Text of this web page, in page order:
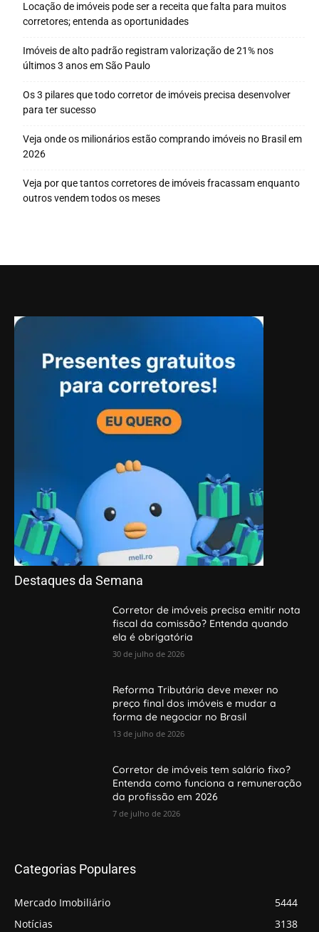
Locação de imóveis pode ser a receita que falta para muitos
corretores; entenda as oportunidades
Imóveis de alto padrão registram valorização de 21% nos
últimos 3 anos em São Paulo
Os 3 pilares que todo corretor de imóveis precisa desenvolver
para ter sucesso
Veja onde os milionários estão comprando imóveis no Brasil em
2026
Veja por que tantos corretores de imóveis fracassam enquanto
outros vendem todos os meses
Destaques da Semana
Corretor de imóveis precisa emitir nota
fiscal da comissão? Entenda quando
ela é obrigatória
30 de julho de 2026
Reforma Tributária deve mexer no
preço final dos imóveis e mudar a
forma de negociar no Brasil
13 de julho de 2026
Corretor de imóveis tem salário fixo?
Entenda como funciona a remuneração
da profissão em 2026
7 de julho de 2026
Categorias Populares
Mercado Imobiliário
5444
Notícias
3138